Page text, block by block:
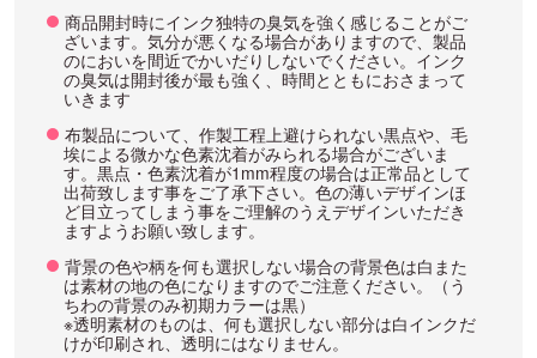
商品開封時にインク独特の臭気を強く感じることがご
ざいます。気分が悪くなる場合がありますので、製品
のにおいを間近でかいだりしないでください。インク
の臭気は開封後が最も強く、時間とともにおさまって
いきます
布製品について、作製工程上避けられない黒点や、毛
埃による微かな色素沈着がみられる場合がございま
す。黒点・色素沈着が1mm程度の場合は正常品として
出荷致します事をご了承下さい。色の薄いデザインほ
ど目立ってしまう事をご理解のうえデザインいただき
ますようお願い致します。
背景の色や柄を何も選択しない場合の背景色は白また
は素材の地の色になりますのでご注意ください。（う
ちわの背景のみ初期カラーは黒）
※透明素材のものは、何も選択しない部分は白インクだ
けが印刷され、透明にはなりません。